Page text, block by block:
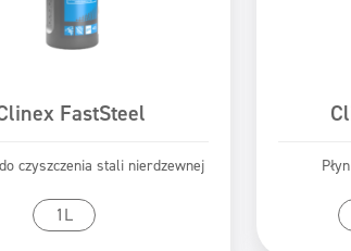
FastSteel
czyszczenia stali nierdzewnej
1L
do produktu